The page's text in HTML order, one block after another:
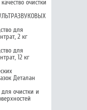
очистки
для
2 кг
для
12 кг
Деталан
очистки и